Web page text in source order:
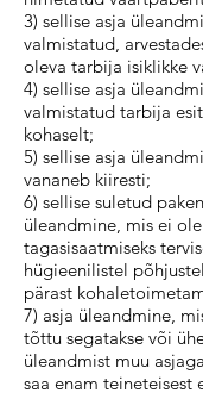
3) sellise asja
valmistatud,
oleva tarbija isiklikke
4) sellise asja
valmistatud tarbija
kohaselt;
5) sellise asja
vananeb kiiresti;
6) sellise suletud
üleandmine, mis ei
tagasisaatmiseks
hügieenilistel
pärast
7) asja üleandmine,
tõttu segatakse või
üleandmist muu
saa enam teineteisest